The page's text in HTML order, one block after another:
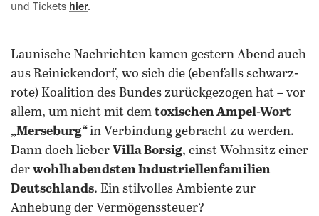
und Tickets hier.
Launische Nachrichten kamen gestern Abend auch
aus Reinickendorf, wo sich die (ebenfalls schwarz-
rote) Koalition des Bundes zurückgezogen hat – vor
allem, um nicht mit dem toxischen Ampel-Wort
„Merseburg“in Verbindung gebracht zu werden.
Dann doch lieber Villa Borsig, einst Wohnsitz einer
der wohlhabendsten Industriellenfamilien
Deutschlands. Ein stilvolles Ambiente zur
Anhebung der Vermögenssteuer?